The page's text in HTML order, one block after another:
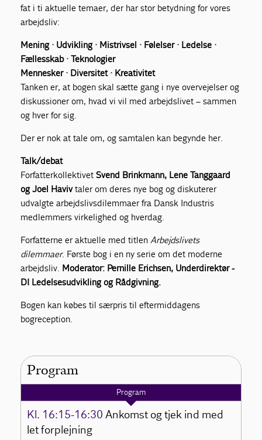
fat i ti aktuelle temaer, der har stor betydning for vores
arbejdsliv:
Mening · Udvikling · Mistrivsel · Følelser · Ledelse ·
Fællesskab · Teknologier
Mennesker · Diversitet · Kreativitet
Tanken er, at bogen skal sætte gang i nye overvejelser og
diskussioner om, hvad vi vil med arbejdslivet – sammen
og hver for sig.
Der er nok at tale om, og samtalen kan begynde her.
Talk/debat
ForfatterkollektivetSvend Brinkmann, Lene Tanggaard
og Joel Havivtaler om deres nye bog og diskuterer
udvalgte arbejdslivsdilemmaer fra Dansk Industris
medlemmers virkelighed og hverdag.
Forfatterne er aktuelle med titlenArbejdslivets
dilemmaer. Første bog i en ny serie om det moderne
arbejdsliv. Moderator: Pernille Erichsen, Underdirektør -
DI Ledelsesudvikling og Rådgivning.
Bogen kan købes til særpris til eftermiddagens
bogreception.
Program
Program
Kl. 16:15-16:30 Ankomst og tjek ind med
let forplejning